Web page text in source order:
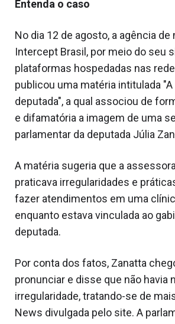
Entenda o caso
No dia 12 de agosto, a agência de
Intercept Brasil, por meio do seu
plataformas hospedadas nas
publicou uma matéria intitulada
deputada", a qual associou de
e difamatória a imagem de uma
parlamentar da deputada Júlia
A matéria sugeria que a
praticava irregularidades e
fazer atendimentos em uma
enquanto estava vinculada ao
deputada.
Por conta dos fatos, Zanatta
pronunciar e disse que não havia
irregularidade, tratando-se de
News divulgada pelo site. A